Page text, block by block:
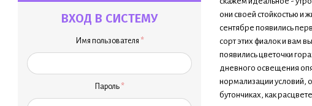
ВХОД В СИСТЕМУ
Имя пользователя *
Пароль *
они своей стойкостью и
сентябре появились
сорт этих фиалок и вам
появились цветочки
дневного освещения
нормализации условий,
бутончиках, как